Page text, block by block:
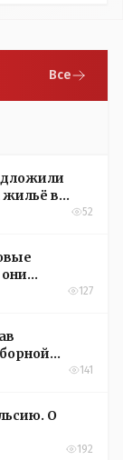
Все
в
52
127
141
О
192